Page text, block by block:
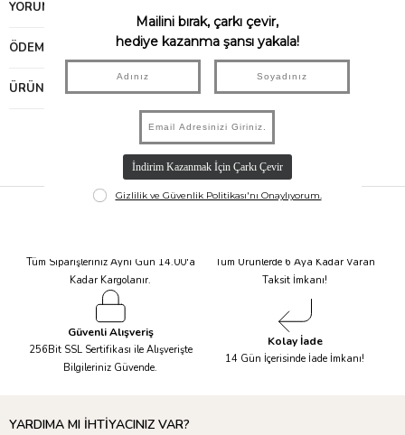
YORUMLAR
ÖDEME SEÇENEKLERI
ÜRÜN ÖNERILERI
Tüm Siparişleriniz Aynı Gün 14.00'a
Kadar Kargolanır.
Tüm Ürünlerde 6 Aya Kadar Varan
Taksit İmkanı!
Güvenli Alışveriş
256Bit SSL Sertifikası ile Alışverişte
Bilgileriniz Güvende.
Kolay İade
14 Gün İçerisinde İade İmkanı!
YARDIMA MI İHTİYACINIZ VAR?